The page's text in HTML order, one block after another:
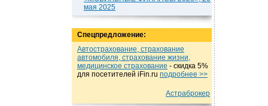
мая 2025
Спецпредложение:
Автострахование, страхование
автомобиля, страхование жизни,
медицинское страхование - cкидка 5%
для посетителей iFin.ru подробнеe >>
Астраброкер